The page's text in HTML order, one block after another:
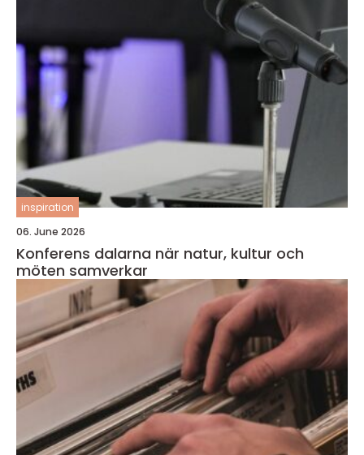
inspiration
06. June 2026
Konferens dalarna när natur, kultur och
möten samverkar